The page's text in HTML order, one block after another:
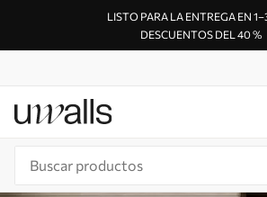
LISTO PARA LA ENTREGA EN
DESCUENTOS DEL 40 %